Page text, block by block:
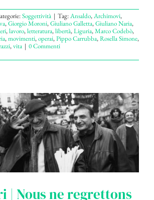
Soggettività | Tag:Ansaldo,Archimovi,
,Giorgio Moroni,Giuliano Galletta,Giuliano Naria,
,lavoro,letteratura,libertà,Liguria,Marco Codebò,
,movimenti,operai,Pippo Carrubba,Rosella Simone,
,vita | 0 Commenti
| Nous ne regrettons